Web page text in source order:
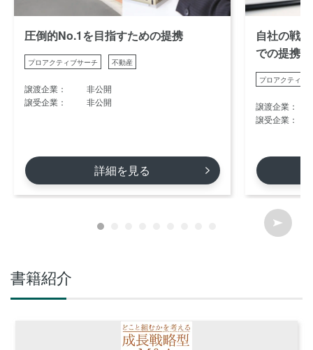
圧倒的No.1を目指すための提携
プロアクティブサーチ 不動産
譲渡企業：
非公開
譲受企業：
非公開
詳細を見る
自社の戦
での提携
プロアクティブ
譲渡企業：
譲受企業：
書籍紹介